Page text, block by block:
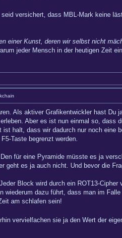
versichert, dass MBL-Mark keine
einer Kunst, deren wir selbst nicht
jeder Mensch in der heutigen Zeit
Als aktiver Grafikentwickler hast
Aber es ist nun einmal so,
halt, dass wir dadurch nur noch
Taste begrenzt werden.
für eine Pyramide müsste es ja
geht es ja auch nicht. Und bevor die
Block wird durch ein ROT13-
wiederum dazu führt, dass man im
am schlafen sein!
vervielfachen sie ja den Wert der